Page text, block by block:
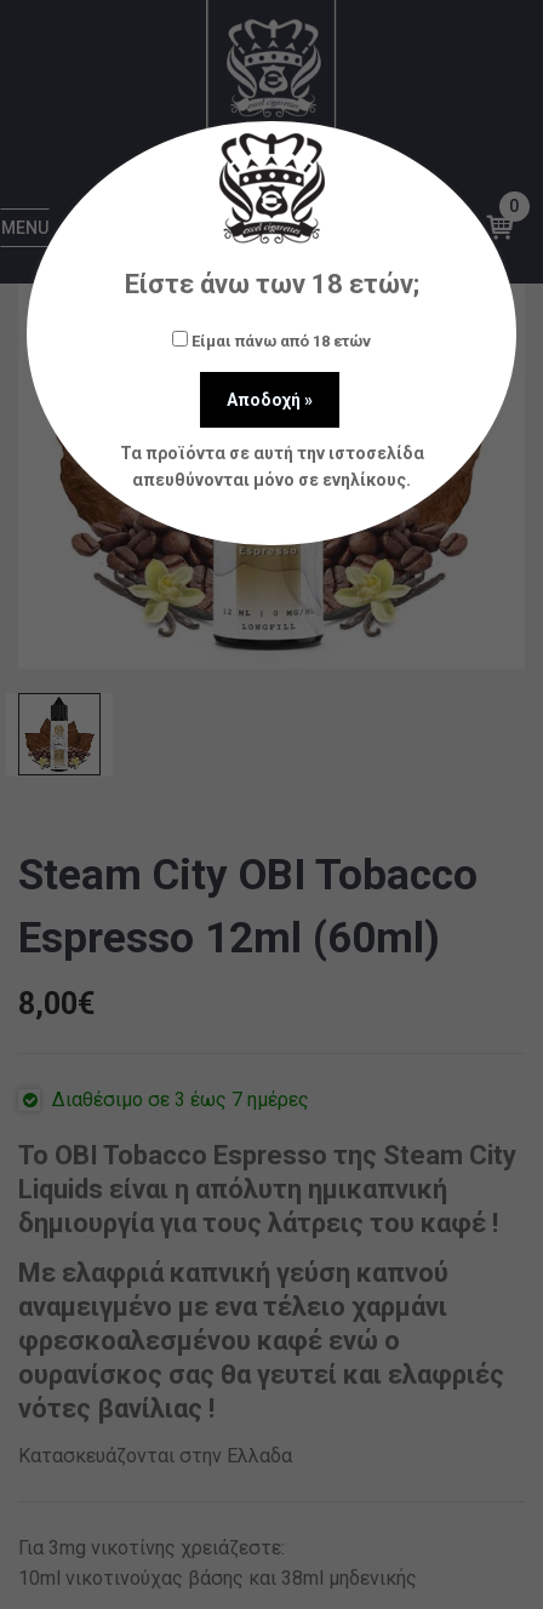
MENU
0
Υγρά αναπλήρωσης (flavorshots)
Steam City OBI Tobacco Espresso 12ml
(60ml)
Steam City OBI Tobacco
Espresso 12ml (60ml)
8,00€
Διαθέσιμο σε 3 έως 7 ημέρες
Το OBI Tobacco Espresso της Steam City
Liquids είναι η απόλυτη ημικαπνική
δημιουργία για τους λάτρεις του καφέ !
Με ελαφριά καπνική γεύση καπνού
αναμειγμένο με ενα τέλειο χαρμάνι
φρεσκοαλεσμένου καφέ ενώ ο
ουρανίσκος σας θα γευτεί και ελαφριές
νότες βανίλιας !
Κατασκευάζονται στην Ελλαδα
Για 3mg νικοτίνης χρειάζεστε:
10ml νικοτινούχας βάσης και 38ml μηδενικής
Είστε άνω των 18 ετών;
Είμαι πάνω από 18 ετών
Τα προϊόντα σε αυτή την ιστοσελίδα
απευθύνονται μόνο σε ενηλίκους.